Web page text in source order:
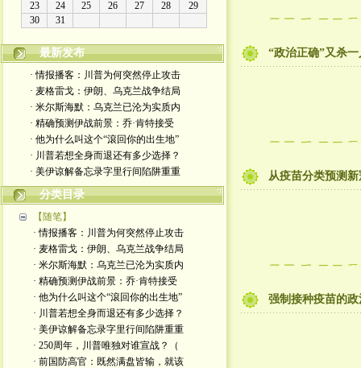
最新发布
· 情报播客：川普为何突然停止攻击
· 麦格雷戈：伊朗、乌克兰战争结局
· 米尔斯海默：乌克兰已沦为实质内
· 精确预测伊战前景：乔·肯特接受
· 他为什么叫这个“滾回你的出生地”
· 川普若想全身而退还有多少选择？
· 美伊谅解备忘录字里行间陷阱重重
分类目录
【随笔】
· 情报播客：川普为何突然停止攻击
· 麦格雷戈：伊朗、乌克兰战争结局
· 米尔斯海默：乌克兰已沦为实质内
· 精确预测伊战前景：乔·肯特接受
· 他为什么叫这个“滾回你的出生地”
· 川普若想全身而退还有多少选择？
· 美伊谅解备忘录字里行间陷阱重重
· 250周年，川普唯独对谁宣战？（
· 前国防高官：既然满盘皆输，就该
“政治正确”又杀一
从疫苗分类预测
强制接种疫苗的